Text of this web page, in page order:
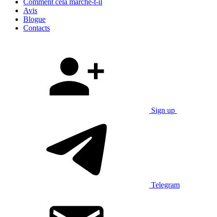
Comment cela marche-t-il
Avis
Blogue
Contacts
Sign up
Telegram